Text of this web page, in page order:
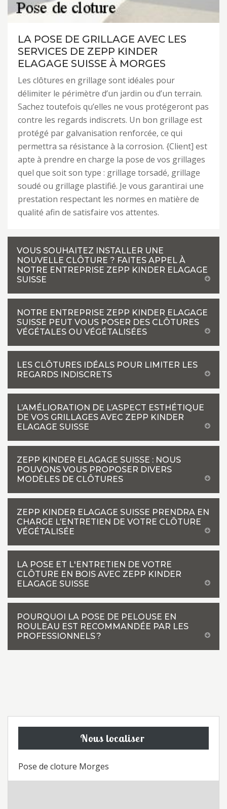
LA POSE DE GRILLAGE AVEC LES
SERVICES DE ZEPP KINDER
ELAGAGE SUISSE À MORGES
Les clôtures en grillage sont idéales pour
délimiter le périmètre d’un jardin ou d’un terrain.
Sachez toutefois qu’elles ne vous protégeront pas
contre les regards indiscrets. Un bon grillage est
protégé par galvanisation renforcée, ce qui
permettra sa résistance à la corrosion. {Client] est
apte à prendre en charge la pose de vos grillages
quel que soit son type : grillage torsadé, grillage
soudé ou grillage plastifié. Je vous garantirai une
prestation respectant les normes en matière de
qualité afin de satisfaire vos attentes.
VOUS SOUHAITEZ INSTALLER UNE
NOUVELLE CLÔTURE ? FAITES APPEL À
NOTRE ENTREPRISE ZEPP KINDER ELAGAGE
SUISSE
NOTRE ENTREPRISE ZEPP KINDER ELAGAGE
SUISSE PEUT VOUS POSER DES CLÔTURES
VÉGÉTALES OU VÉGÉTALISÉES
LES CLÔTURES IDÉALS POUR LIMITER LES
REGARDS INDISCRETS
L’AMÉLIORATION DE L’ASPECT ESTHÉTIQUE
DE VOS GRILLAGES AVEC ZEPP KINDER
ELAGAGE SUISSE
ZEPP KINDER ELAGAGE SUISSE : NOUS
POUVONS VOUS PROPOSER DIVERS
MODÈLES DE CLÔTURES
ZEPP KINDER ELAGAGE SUISSE PRENDRA EN
CHARGE L’ENTRETIEN DE VOTRE CLÔTURE
VÉGÉTALISÉE
LA POSE ET L'ENTRETIEN DE VOTRE
CLÔTURE EN BOIS AVEC ZEPP KINDER
ELAGAGE SUISSE
POURQUOI LA POSE DE PELOUSE EN
ROULEAU EST RECOMMANDÉE PAR LES
PROFESSIONNELS ?
Nous localiser
Pose de cloture Morges